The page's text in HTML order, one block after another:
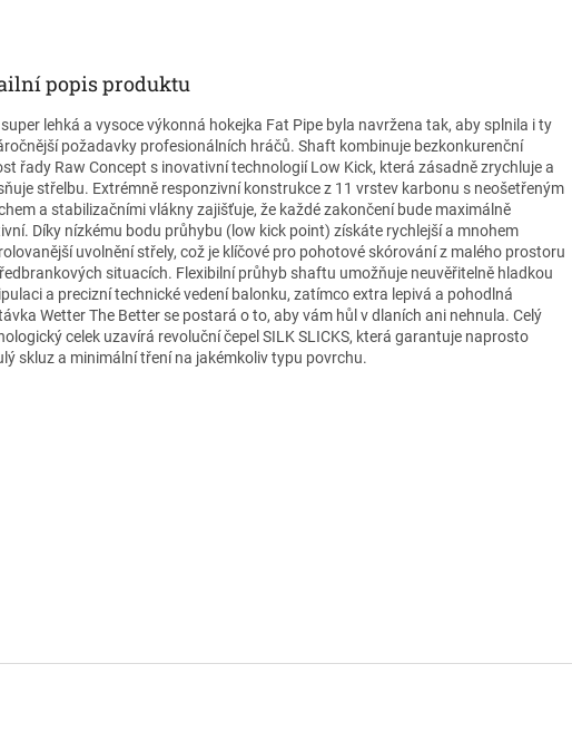
popis produktu
lehká a vysoce výkonná hokejka Fat Pipe byla navržena tak, aby splnila i ty
požadavky profesionálních hráčů. Shaft kombinuje bezkonkurenční
řady Raw Concept s inovativní technologií Low Kick, která zásadně zrychluje a
střelbu. Extrémně responzivní konstrukce z 11 vrstev karbonu s neošetřeným
a stabilizačními vlákny zajišťuje, že každé zakončení bude maximálně
Díky nízkému bodu průhybu (low kick point) získáte rychlejší a mnohem
uvolnění střely, což je klíčové pro pohotové skórování z malého prostoru
situacích. Flexibilní průhyb shaftu umožňuje neuvěřitelně hladkou
a precizní technické vedení balonku, zatímco extra lepivá a pohodlná
Wetter The Better se postará o to, aby vám hůl v dlaních ani nehnula. Celý
celek uzavírá revoluční čepel SILK SLICKS, která garantuje naprosto
skluz a minimální tření na jakémkoliv typu povrchu.